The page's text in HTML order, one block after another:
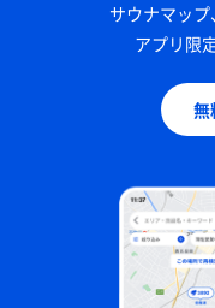
サウナマップ
アプリ限
無